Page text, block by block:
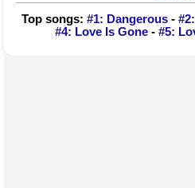
Top songs: #1: Dangerous -
#4: Love Is Gone- #5: